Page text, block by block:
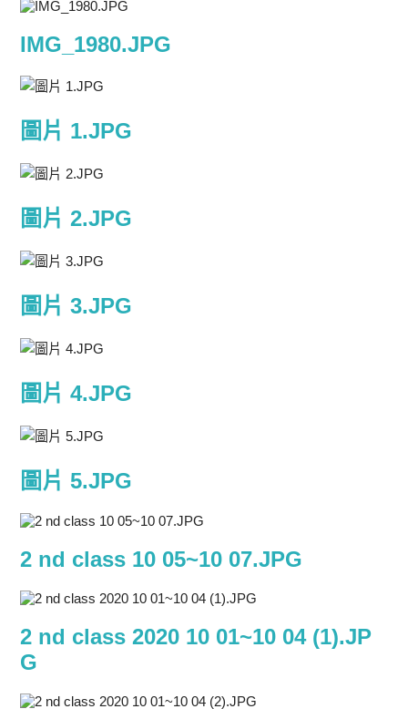
IMG_1980.JPG
圖片 1.JPG
圖片 2.JPG
圖片 3.JPG
圖片 4.JPG
圖片 5.JPG
2 nd class 10 05~10 07.JPG
2 nd class 2020 10 01~10 04 (1).JP
G